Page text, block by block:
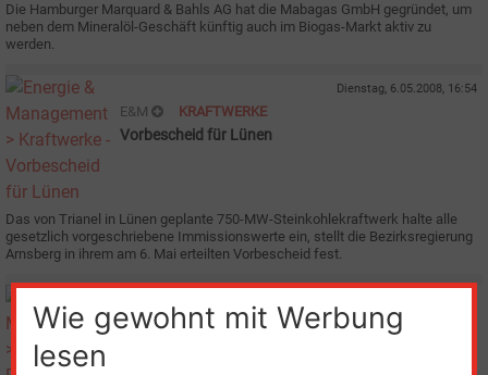
Wie gewohnt mit Werbung
lesen
Die Hamburger Marquard & Bahls AG hat die Mabagas GmbH gegründet, um
neben dem Mineralöl-Geschäft künftig auch im Biogas-Markt aktiv zu
werden.
Dienstag, 6.05.2008, 16:54
E&M KRAFTWERKE
Vorbescheid für Lünen
Das von Trianel in Lünen geplante 750-MW-Steinkohlekraftwerk halte alle
gesetzlich vorgeschriebene Immissionswerte ein, stellt die Bezirksregierung
Arnsberg in ihrem am 6. Mai erteilten Vorbescheid fest.
E&M REGENERATIVE